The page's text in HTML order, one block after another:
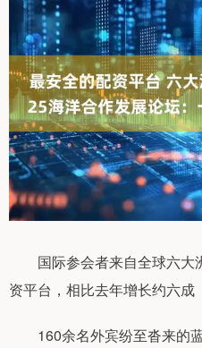
国际参会者来自全球六大
资平台，相比去年增长约六成
160余名外宾纷至沓来的